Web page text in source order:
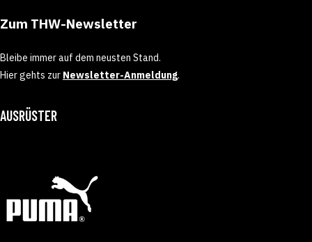
Zum THW-Newsletter
Bleibe immer auf dem neusten Stand.
Hier gehts zur Newsletter-Anmeldung.
AUSRÜSTER